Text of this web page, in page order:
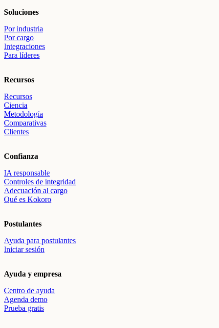
Soluciones
Por industria
Por cargo
Integraciones
Para líderes
Recursos
Recursos
Ciencia
Metodología
Comparativas
Clientes
Confianza
IA responsable
Controles de integridad
Adecuación al cargo
Qué es Kokoro
Postulantes
Ayuda para postulantes
Iniciar sesión
Ayuda y empresa
Centro de ayuda
Agenda demo
Prueba gratis